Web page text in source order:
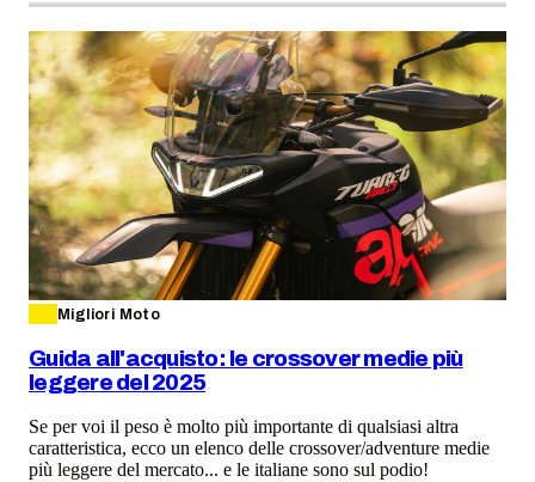
Migliori Moto
Guida all'acquisto: le crossover medie più
leggere del 2025
Se per voi il peso è molto più importante di qualsiasi altra
caratteristica, ecco un elenco delle crossover/adventure medie
più leggere del mercato... e le italiane sono sul podio!